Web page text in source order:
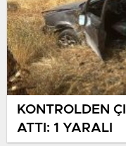
KONTROLDEN
ATTI: 1 YARALI